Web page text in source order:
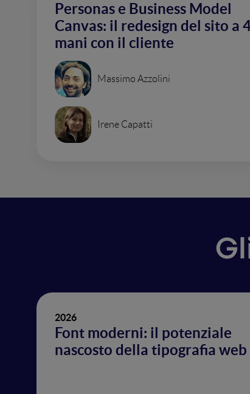
Personas e Business Model
Canvas: il redesign del sito a
mani con il cliente
Massimo Azzolini
Irene Capatti
2026
Font moderni: il potenziale
nascosto della tipografia web